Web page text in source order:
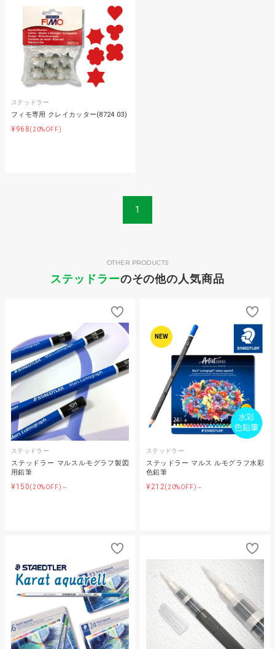
ステッドラー
フィモ専用 クレイカッター(8724 03)
¥968(20%OFF)
1
ステッドラーのその他の人気商品
OTHER PRODUCTS
ステッドラー
ステッドラー マルスルモグラフ製図
用鉛筆
¥150(20%OFF)～
NEW
ステッドラー
ステッドラー マルス ルモグラフ水彩
色鉛筆
¥212(20%OFF)～